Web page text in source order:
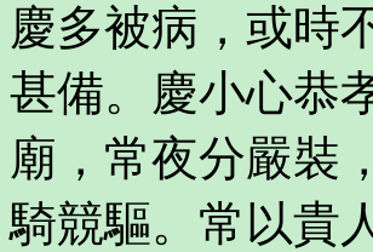
慶多被病，或時
甚備。慶小心恭
廟，常夜分嚴裝
騎競驅。常以貴